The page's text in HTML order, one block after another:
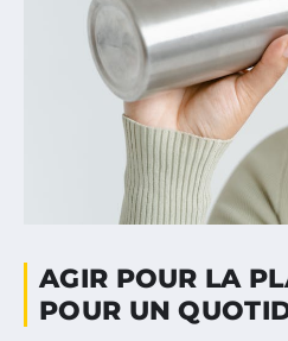
AGIR POUR LA
POUR UN